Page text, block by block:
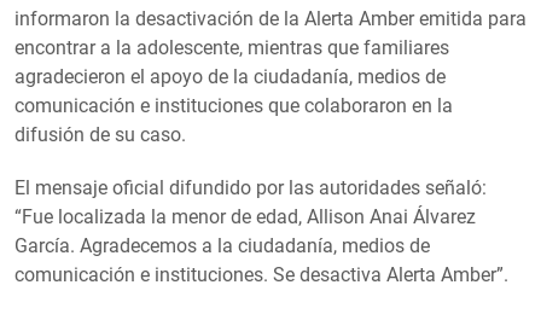
informaron la desactivación de la Alerta Amber emitida para
encontrar a la adolescente, mientras que familiares
agradecieron el apoyo de la ciudadanía, medios de
comunicación e instituciones que colaboraron en la
difusión de su caso.
El mensaje oficial difundido por las autoridades señaló:
“Fue localizada la menor de edad, Allison Anai Álvarez
García. Agradecemos a la ciudadanía, medios de
comunicación e instituciones. Se desactiva Alerta Amber”.